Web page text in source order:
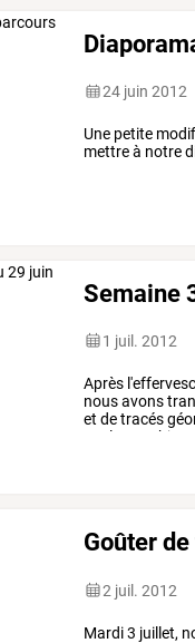
24 juin 2012
Une petite
mettre à notre
Semaine
1 juil. 2012
Après
nousavons
et detracés
quelques
objets
Goûter
2 juil. 2012
Mardi 3 juillet,